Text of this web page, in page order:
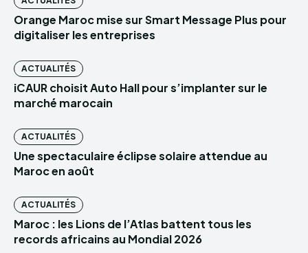
Orange Maroc mise sur Smart Message Plus pour
digitaliser les entreprises
ACTUALITÉS
iCAUR choisit Auto Hall pour s’implanter sur le
marché marocain
ACTUALITÉS
Une spectaculaire éclipse solaire attendue au
Maroc en août
ACTUALITÉS
Maroc : les Lions de l’Atlas battent tous les
records africains au Mondial 2026